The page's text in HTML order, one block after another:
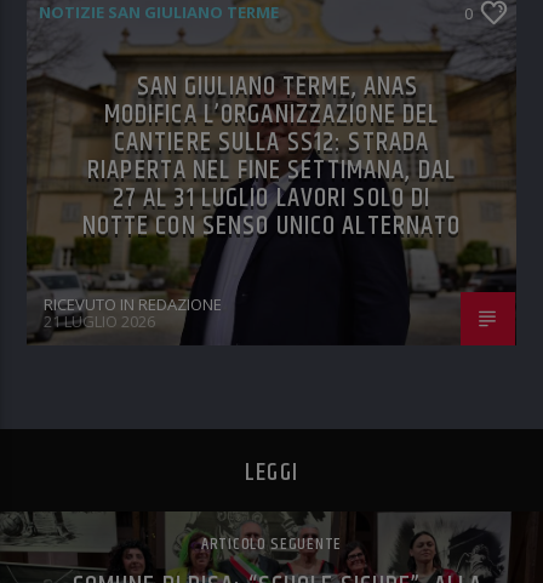
NOTIZIE SAN GIULIANO TERME 0
SAN GIULIANO TERME, ANAS
MODIFICA L’ORGANIZZAZIONE DEL
CANTIERE SULLA SS12: STRADA
RIAPERTA NEL FINE SETTIMANA, DAL
27 AL 31 LUGLIO LAVORI SOLO DI
NOTTE CON SENSO UNICO ALTERNATO
RICEVUTO IN REDAZIONE
21 LUGLIO 2026
LEGGI
ARTICOLO SEGUENTE